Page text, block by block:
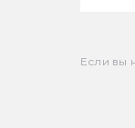
Если вы